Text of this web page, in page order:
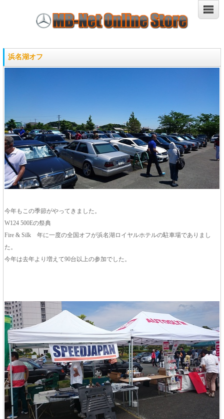
浜名湖オフ
今年もこの季節がやってきました。
W124 500Eの祭典
Fire & Silk 年に一度の全国オフが浜名湖ロイヤルホテルの駐車場でありまし
た。
今年は去年より増えて90台以上の参加でした。